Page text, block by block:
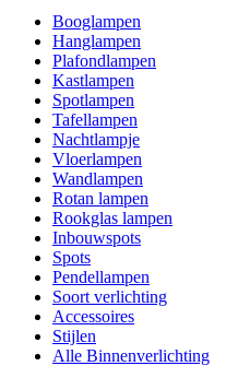
Booglampen
Hanglampen
Plafondlampen
Kastlampen
Spotlampen
Tafellampen
Nachtlampje
Vloerlampen
Wandlampen
Rotan lampen
Rookglas lampen
Inbouwspots
Spots
Pendellampen
Soort verlichting
Accessoires
Stijlen
Alle Binnenverlichting